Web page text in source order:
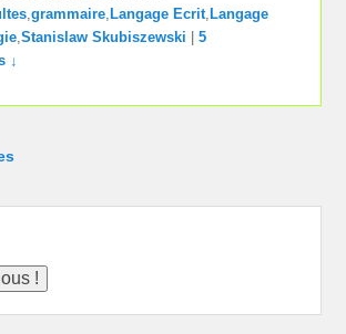
,grammaire Langage Ecrit Langage
,Stanislaw Skubiszewski |5
↓
articles